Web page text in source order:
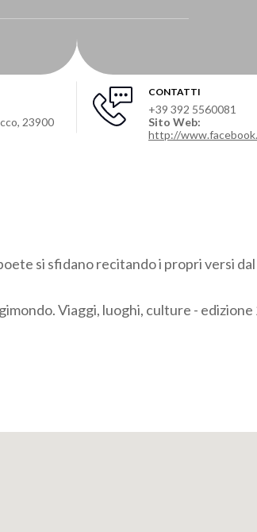
23900
CONTATTI
+39 392 5560081
Sito Web:
http://
si sfidano recitando i propri versi
Viaggi, luoghi, culture - edizione